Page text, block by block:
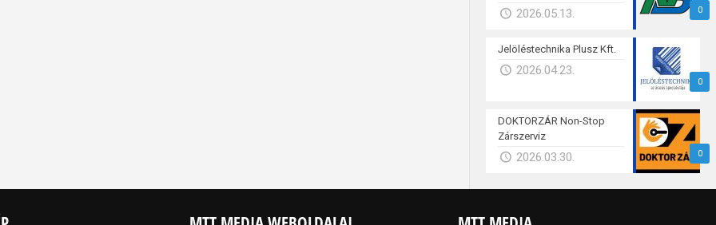
0
2026.05.13.
0
Jelöléstechnika Plusz Kft.
2026.04.23.
0
DOKTORZÁR Non-Stop
Zárszerviz
2026.03.30.